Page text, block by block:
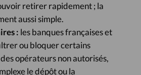
retirer rapidement ; la
aussi simple.
: les banques françaises et
ou bloquer certains
opérateurs non autorisés,
le dépôt ou la